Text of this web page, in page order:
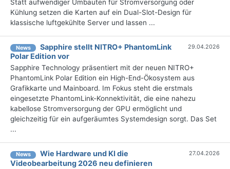
Statt aufwendiger Umbauten für Stromversorgung oder
Kühlung setzen die Karten auf ein Dual-Slot-Design für
klassische luftgekühlte Server und lassen ...
News
Sapphire stellt NITRO+ PhantomLink
Polar Edition vor
29.04.2026
Sapphire Technology präsentiert mit der neuen NITRO+
PhantomLink Polar Edition ein High-End-Ökosystem aus
Grafikkarte und Mainboard. Im Fokus steht die erstmals
eingesetzte PhantomLink-Konnektivität, die eine nahezu
kabellose Stromversorgung der GPU ermöglicht und
gleichzeitig für ein aufgeräumtes Systemdesign sorgt. Das Set
...
News
Wie Hardware und KI die
Videobearbeitung 2026 neu definieren
27.04.2026